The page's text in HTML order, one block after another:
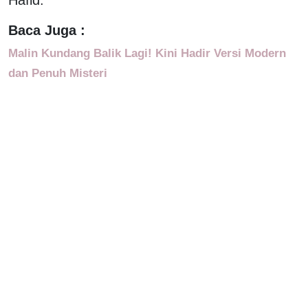
Baca Juga :
Malin Kundang Balik Lagi! Kini Hadir Versi Modern
dan Penuh Misteri